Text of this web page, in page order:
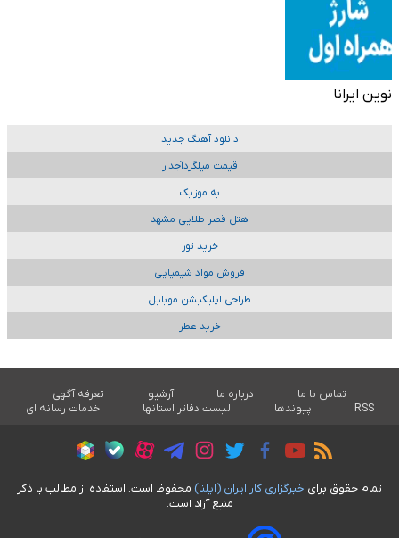
نوین ایرانا
دانلود آهنگ جدید
قیمت میلگردآجدار
به موزیک
هتل قصر طلایی مشهد
خرید تور
فروش مواد شیمیایی
طراحی اپلیکیشن موبایل
خرید عطر
تماس با ما درباره ما آرشیو
تعرفه آگهی
RSS
پیوندها لیست دفاتر استانها خدمات رسانه ای
تمام حقوق برای خبرگزاری کار ايران (ايلنا) محفوظ است. استفاده از مطالب با ذکر
منبع آزاد است.